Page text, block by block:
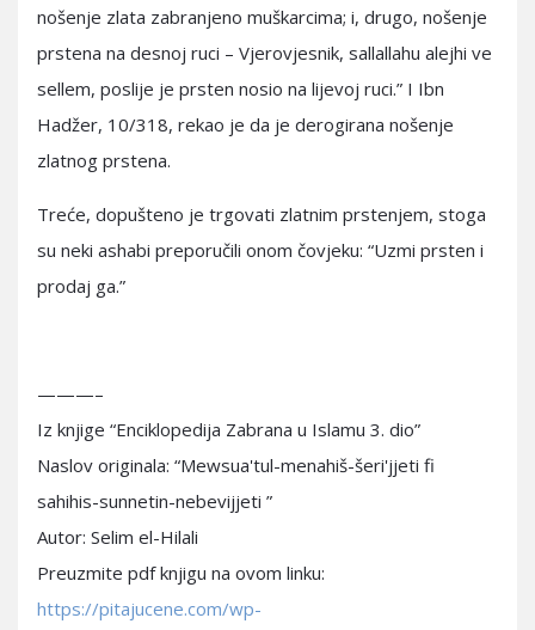
nošenje zlata zabranjeno muškarcima; i, drugo, nošenje
prstena na desnoj ruci – Vjerovjesnik, sallallahu alejhi ve
sellem, poslije je prsten nosio na lijevoj ruci.” I Ibn
Hadžer, 10/318, rekao je da je derogirana nošenje
zlatnog prstena.
Treće, dopušteno je trgovati zlatnim prstenjem, stoga
su neki ashabi preporučili onom čovjeku: “Uzmi prsten i
prodaj ga.”
———–
Iz knjige “Enciklopedija Zabrana u Islamu 3. dio”
Naslov originala: “Mewsua'tul-menahiš-šeri'jjeti fi
sahihis-sunnetin-nebevijjeti ”
Autor: Selim el-Hilali
Preuzmite pdf knjigu na ovom linku:
https://pitajucene.com/wp-